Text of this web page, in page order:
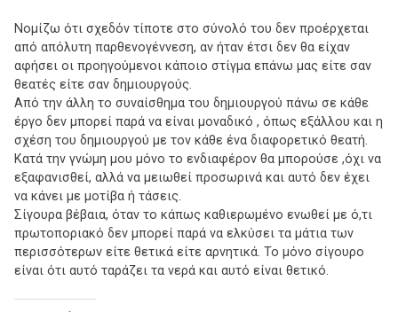
Νομίζω ότι σχεδόν τίποτε στο σύνολό του δεν προέρχεται
από απόλυτη παρθενογέννεση, αν ήταν έτσι δεν θα είχαν
αφήσει οι προηγούμενοι κάποιο στίγμα επάνω μας είτε σαν
θεατές είτε σαν δημιουργούς.
Από την άλλη το συναίσθημα του δημιουργού πάνω σε κάθε
έργο δεν μπορεί παρά να είναι μοναδικό , όπως εξάλλου και η
σχέση του δημιουργού με τον κάθε ένα διαφορετικό θεατή.
Κατά την γνώμη μου μόνο το ενδιαφέρον θα μπορούσε ,όχι να
εξαφανισθεί, αλλά να μειωθεί προσωρινά και αυτό δεν έχει
να κάνει με μοτίβα ή τάσεις.
Σίγουρα βέβαια, όταν το κάπως καθιερωμένο ενωθεί με ό,τι
πρωτοποριακό δεν μπορεί παρά να ελκύσει τα μάτια των
περισσότερων είτε θετικά είτε αρνητικά. Το μόνο σίγουρο
είναι ότι αυτό ταράζει τα νερά και αυτό είναι θετικό.